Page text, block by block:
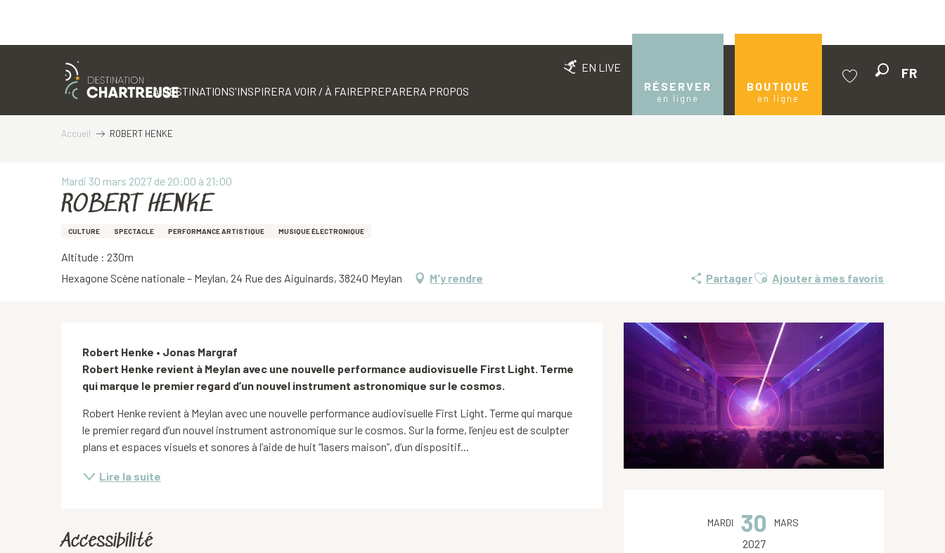
EN LIVE
RÉSERVER
en ligne
BOUTIQUE
en ligne
FR
LA DESTINATIONS'INSPIRERA VOIR / À FAIREPREPARERA PROPOS
Accueil ROBERT HENKE
Mardi 30 mars 2027 de 20:00 à 21:00
ROBERT HENKE
CULTURE SPECTACLE PERFORMANCE ARTISTIQUE MUSIQUE ÉLECTRONIQUE
Altitude : 230m
Hexagone Scène nationale – Meylan, 24 Rue des Aiguinards, 38240 Meylan
M'y rendre PartagerAjouter aux favoris
Ajouter à mes favoris
Ouverture et coordonnées
MARDI 30 MARS
2027
Description
Robert Henke • Jonas Margraf
Robert Henke revient à Meylan avec une nouvelle performance audiovisuelle First Light. Terme
qui marque le premier regard d’un nouvel instrument astronomique sur le cosmos.
Robert Henke revient à Meylan avec une nouvelle performance audiovisuelle First Light. Terme qui marque
le premier regard d’un nouvel instrument astronomique sur le cosmos. Sur la forme, l’enjeu est de sculpter
plans et espaces visuels et sonores à l’aide de huit “lasers maison”, d’un dispositif...
Lire la suite
Accessibilité